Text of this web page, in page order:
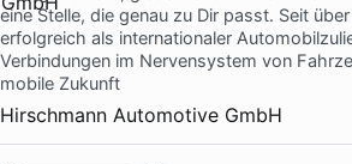
eine Stelle, die genau zu Dir passt. Seit
erfolgreich als internationaler
Verbindungen im Nervensystem von
mobile Zukunft
Hirschmann Automotive GmbH